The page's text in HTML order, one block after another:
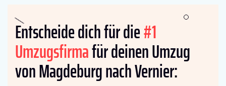
Entscheide dich für die#1
Umzugsfirmafür deinen Umzug
von Magdeburg nach Vernier: